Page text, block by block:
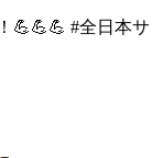
💪💪💪 #全日本サ